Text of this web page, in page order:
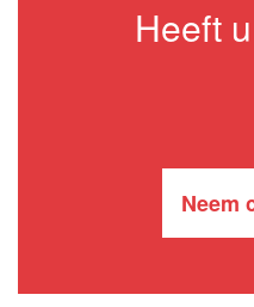
Heeft u
Neem